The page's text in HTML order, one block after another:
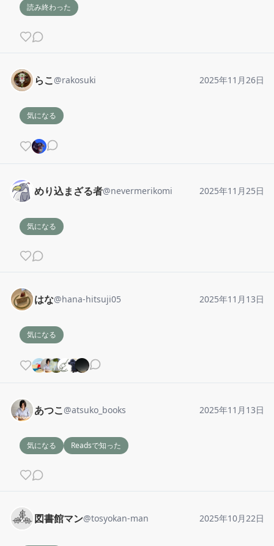
読み終わった
らこ@rakosuki 2025年11月26日
気になる
めり込まざる者@nevermerikomi 2025年11月25日
気になる
はな@hana-hitsuji05 2025年11月13日
気になる
あつこ@atsuko_books 2025年11月13日
気になる Readsで知った
図書館マン@tosyokan-man 2025年10月22日